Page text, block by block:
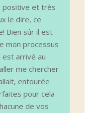
positive et très
le dire, ce
Bien sûr il est
mon processus
est arrivé au
me chercher
entourée
pour cela
de vos